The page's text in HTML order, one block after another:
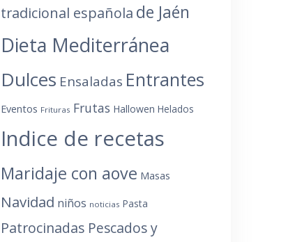
tradicional española de Jaén
Dieta Mediterránea
Dulces Ensaladas Entrantes
Eventos Frituras Frutas Hallowen Helados
Indice de recetas
Maridaje con aove Masas
Navidad niños noticias Pasta
Patrocinadas Pescados y